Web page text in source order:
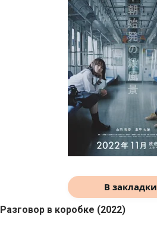
В закладки
Разговор в коробке (2022)